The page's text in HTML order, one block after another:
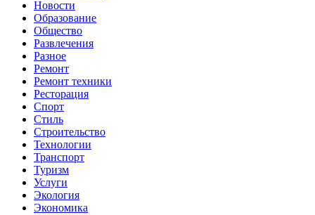
Новости
Образование
Общество
Развлечения
Разное
Ремонт
Ремонт техники
Ресторация
Спорт
Стиль
Строительство
Технологии
Транспорт
Туризм
Услуги
Экология
Экономика